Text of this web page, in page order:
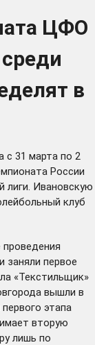
ЦФО
в
с 31 марта по 2
России
лиги. Ивановскую
клуб
заняли первое
«Текстильщик»
вышли в
этапа
вторую
лишь по